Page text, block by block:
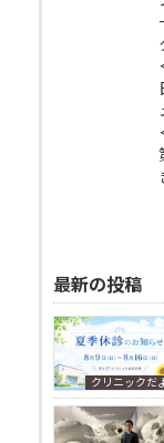
最新の投稿
クリニックだ